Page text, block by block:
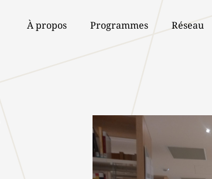
À propos Programmes Réseau